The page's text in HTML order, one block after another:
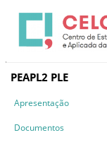
PEAPL2 PLE
Apresentação
Documentos